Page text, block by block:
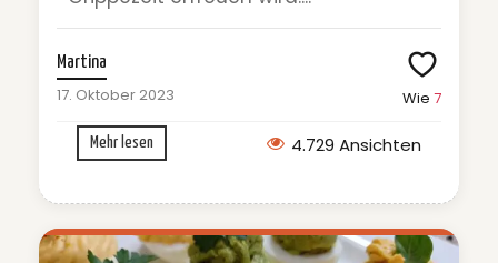
Martina
17. Oktober 2023 Wie 7
Mehr lesen 4.729 Ansichten